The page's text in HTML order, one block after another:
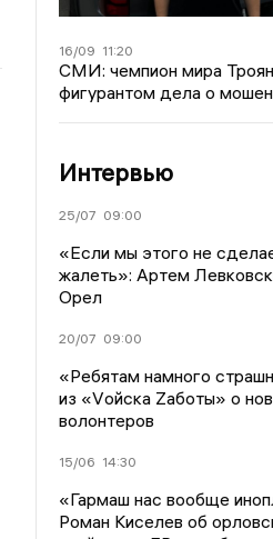
16/09 11:20
СМИ: чемпион мира
фигурантом дела о
Интервью
25/07 09:00
«Если мы этого не
жалеть»: Артем
Орел
20/07 09:00
«Ребятам намного
из «Vойска Zаботы» о
волонтеров
15/06 14:30
«Гармаш нас вообще
Роман Киселев об